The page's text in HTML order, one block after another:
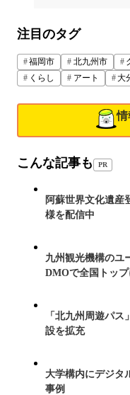
注目のタグ
福岡市 北九州市
くらし
アート 大
情
こんな記事も PR
阿蘇世界文化遺
様を配信中
九州観光機構のユ
DMOで全国トップ
「北九州周遊パ
設を拡充
大学構内にデジ
事例